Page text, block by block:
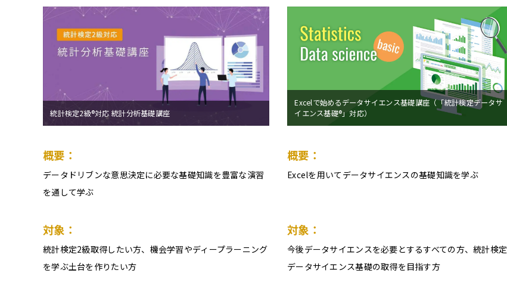
統計検定2級®対応 統計分析基礎講座
概要：
データドリブンな意思決定に必要な基礎知識を豊富な演習
を通して学ぶ
対象：
統計検定2級取得したい方、機会学習やディープラーニング
を学ぶ土台を作りたい方
Excelで始めるデータサイエンス基礎講座（「統計検定データサ
イエンス基礎®」対応）
概要：
Excelを用いてデータサイエンスの基礎知識を学ぶ
対象：
今後データサイエンスを必要とするすべての方、統計検定
データサイエンス基礎の取得を目指す方